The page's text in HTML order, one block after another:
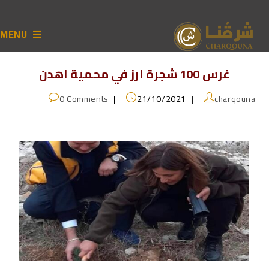
MENU
غرس 100 شجرة ارز في محمية اهدن
charqouna
21/10/2021
0 Comments